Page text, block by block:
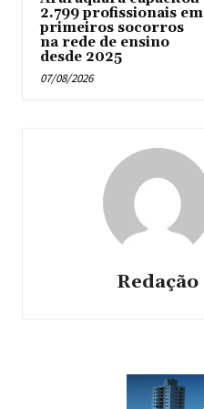
2.799 profissionais em
primeiros socorros
na rede de ensino
desde 2025
07/08/2026
Redação